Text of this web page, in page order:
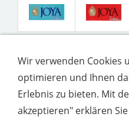
Wir verwenden Cookies
optimieren und Ihnen
Erlebnis zu bieten. Mit
akzeptieren" erklären